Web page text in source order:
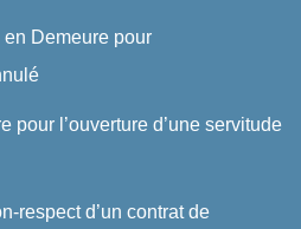
Demeure pour
pour l’ouverture d’une servitude
respect d’un contrat de